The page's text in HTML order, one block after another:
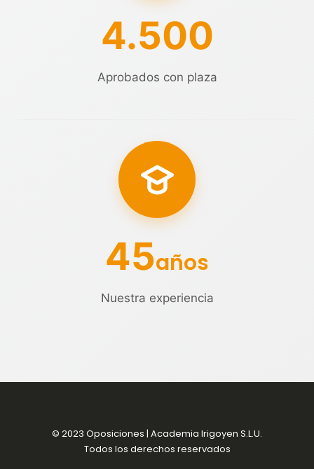
4.500
Aprobados con plaza
45años
Nuestra experiencia
© 2023 Oposiciones | Academia Irigoyen S.L.U.
Todos los derechos reservados